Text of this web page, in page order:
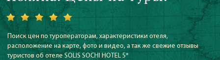
Поиск цен по туроператорам, характеристики отеля,
расположение на карте, фото и видео, а так же свежие отзывы
туристов об отеле SOLIS SOCHI HOTEL 5*